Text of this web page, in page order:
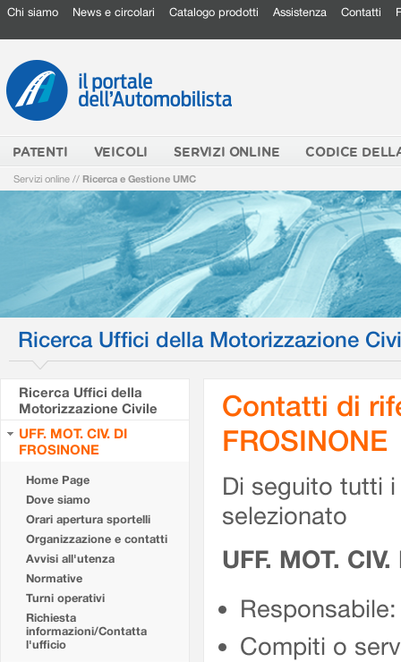
Chi siamo News e circolari Catalogo prodotti Assistenza Contatti
PATENTI VEICOLI SERVIZI ONLINE CODICE
Servizi online // Ricerca e Gestione UMC
Ricerca Uffici della Motorizzazione
Ricerca Uffici della
Motorizzazione Civile
UFF. MOT. CIV. DI
FROSINONE
Home Page
Dove siamo
Orari apertura sportelli
Organizzazione e contatti
Avvisi all'utenza
Normative
Turni operativi
Richiesta
informazioni/Contatta
l'ufficio
Contatti di
FROSINONE
Di seguito tutti
selezionato
UFF. MOT.
Compiti o